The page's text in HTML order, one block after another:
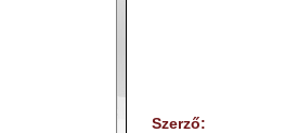
Szerző: